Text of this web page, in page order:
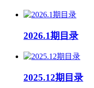
2026.1期目录
2025.12期目录